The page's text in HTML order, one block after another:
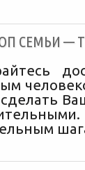
СЕМЬИ —